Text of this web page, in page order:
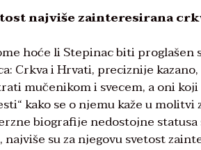
najviše zainteresirana
hoće li Stepinac biti
Crkva i Hrvati, preciznije
mučenikom i svecem, a oni
kako se o njemu kaže u
biografije nedostojne statusa
su za njegovu svetost